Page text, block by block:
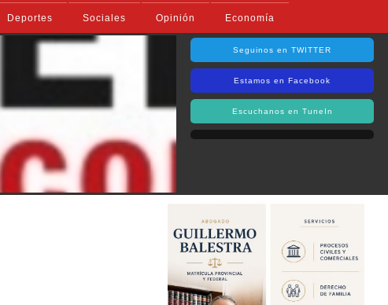
Deportes Sociales Opinión Economía
Seguinos en TWITTER
Estamos en Facebook
Escuchanos en TuneIn